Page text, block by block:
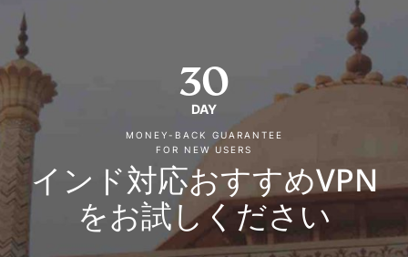
30
DAY
MONEY-BACK GUARANTEE
FOR NEW USERS
インド対応おすすめVPN
をお試しください